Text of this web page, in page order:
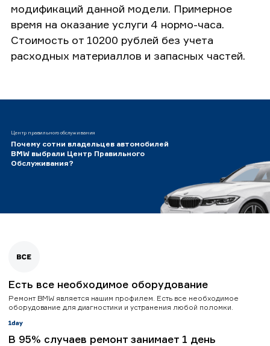
модификаций данной модели. Примерное
время на оказание услуги 4 нормо-часа.
Стоимость от 10200 рублей без учета
расходных материаллов и запасных частей.
Центр правильного обслуживания
Почему сотни владельцев автомобилей
BMW выбрали Центр Правильного
Обслуживания?
Есть все необходимое оборудование
Ремонт BMW является нашим профилем. Есть все необходимое
оборудование для диагностики и устранения любой поломки.
В 95% случаев ремонт занимает 1 день